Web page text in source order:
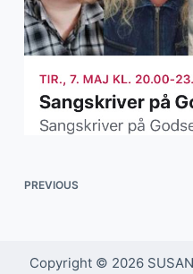
PREVIOUS
Copyright © 2026